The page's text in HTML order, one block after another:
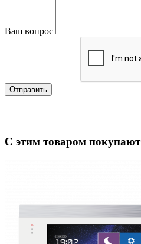
Ваш вопрос
Отправить
С этим товаром покупают